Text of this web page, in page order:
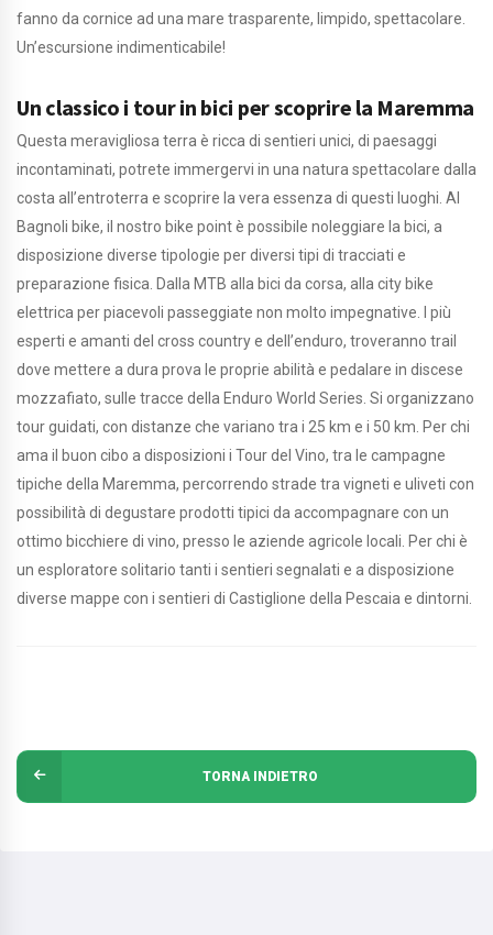
fanno da cornice ad una mare trasparente, limpido, spettacolare.
Un’escursione indimenticabile!
Un classico i tour in bici per scoprire la Maremma
Questa meravigliosa terra è ricca di sentieri unici, di paesaggi
incontaminati, potrete immergervi in una natura spettacolare dalla
costa all’entroterra e scoprire la vera essenza di questi luoghi. Al
Bagnoli bike, il nostro bike point è possibile noleggiare la bici, a
disposizione diverse tipologie per diversi tipi di tracciati e
preparazione fisica. Dalla MTB alla bici da corsa, alla city bike
elettrica per piacevoli passeggiate non molto impegnative. I più
esperti e amanti del cross country e dell’enduro, troveranno trail
dove mettere a dura prova le proprie abilità e pedalare in discese
mozzafiato, sulle tracce della Enduro World Series. Si organizzano
tour guidati, con distanze che variano tra i 25 km e i 50 km. Per chi
ama il buon cibo a disposizioni i Tour del Vino, tra le campagne
tipiche della Maremma, percorrendo strade tra vigneti e uliveti con
possibilità di degustare prodotti tipici da accompagnare con un
ottimo bicchiere di vino, presso le aziende agricole locali. Per chi è
un esploratore solitario tanti i sentieri segnalati e a disposizione
diverse mappe con i sentieri di Castiglione della Pescaia e dintorni.
TORNA INDIETRO